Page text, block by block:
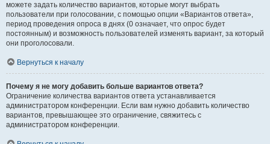
можете задать количество вариантов, которые могут выбрать
пользователи при голосовании, с помощью опции «Вариантов ответа»,
период проведения опроса в днях (0 означает, что опрос будет
постоянным) и возможность пользователей изменять вариант, за который
они проголосовали.
Вернуться к началу
Почему я не могу добавить больше вариантов ответа?
Ограничение количества вариантов ответа устанавливается
администратором конференции. Если вам нужно добавить количество
вариантов, превышающее это ограничение, свяжитесь с
администратором конференции.